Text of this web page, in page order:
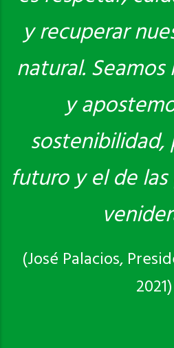
y recuperar
natural.
y
futuro y el de
(José Palacios,
2021)